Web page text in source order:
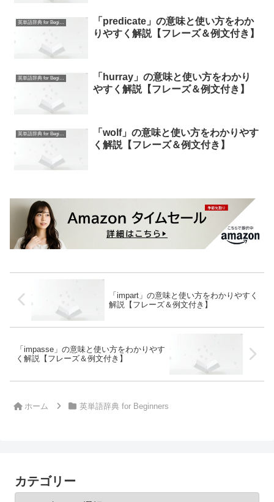
英単語辞典 for Beginners
「predicate」の意味と使い方をわか
りやすく解説【フレーズ＆例文付き】
英単語辞典 for Beginners
「hurray」の意味と使い方をわかり
やすく解説【フレーズ＆例文付き】
英単語辞典 for Beginners
「wolf」の意味と使い方をわかりやす
く解説【フレーズ＆例文付き】
「impart」の意味と使い方をわかりやすく
解説【フレーズ＆例文付き】
「impasse」の意味と使い方をわかりやす
く解説【フレーズ＆例文付き】
ホーム 英単語辞典 for Beginners
カテゴリー